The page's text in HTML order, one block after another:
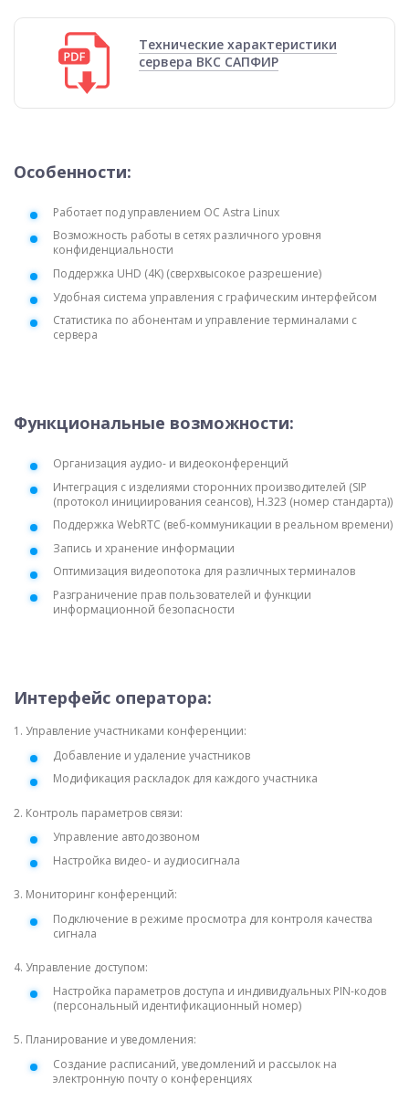
Технические характеристики
сервера ВКС САПФИР
Особенности:
Работает под управлением ОС Astra Linux
Возможность работы в сетях различного уровня
конфиденциальности
Поддержка UHD (4K) (сверхвысокое разрешение)
Удобная система управления с графическим интерфейсом
Статистика по абонентам и управление терминалами с
сервера
Функциональные возможности:
Организация аудио- и видеоконференций
Интеграция с изделиями сторонних производителей (SIP
(протокол инициирования сеансов), H.323 (номер стандарта))
Поддержка WebRTC (веб‑коммуникации в реальном времени)
Запись и хранение информации
Оптимизация видеопотока для различных терминалов
Разграничение прав пользователей и функции
информационной безопасности
Интерфейс оператора:
1. Управление участниками конференции:
Добавление и удаление участников
Модификация раскладок для каждого участника
2. Контроль параметров связи:
Управление автодозвоном
Настройка видео- и аудиосигнала
3. Мониторинг конференций:
Подключение в режиме просмотра для контроля качества
сигнала
4. Управление доступом:
Настройка параметров доступа и индивидуальных PIN-кодов
(персональный идентификационный номер)
5. Планирование и уведомления:
Создание расписаний, уведомлений и рассылок на
электронную почту о конференциях